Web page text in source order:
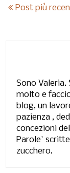
Post più
Sono
molto e
blog, un
pazienza ,
concezioni
Parole'
zucchero.